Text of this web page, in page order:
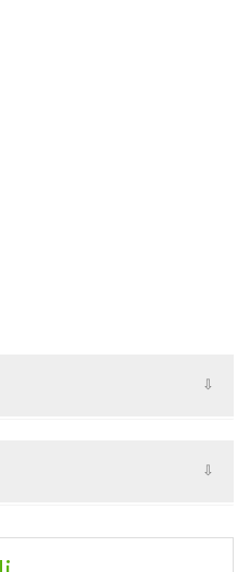
kovanog gvožđa. Mogu se
i ostalim elementima od